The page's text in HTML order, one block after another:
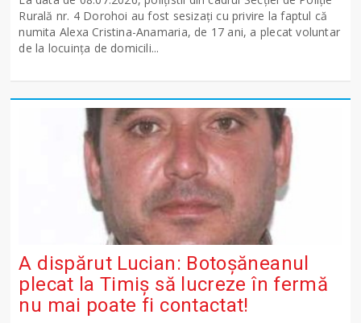
Rurală nr. 4 Dorohoi au fost sesizați cu privire la faptul că
numita Alexa Cristina-Anamaria, de 17 ani, a plecat voluntar
de la locuința de domicili...
A dispărut Lucian: Botoșăneanul
plecat la Timiș să lucreze în fermă
nu mai poate fi contactat!